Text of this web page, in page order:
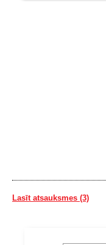
Lasīt atsauksmes (3)